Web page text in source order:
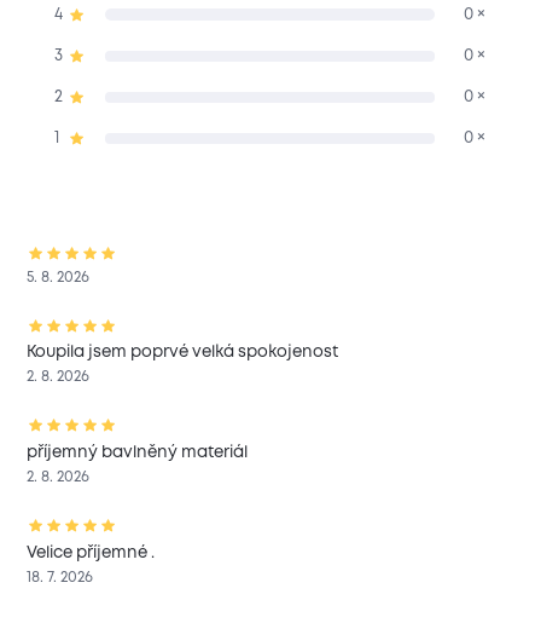
4 0 ×
3 0 ×
2 0 ×
0 ×
5. 8. 2026
Koupila jsem poprvé velká spokojenost
2. 8. 2026
příjemný bavlněný materiál
2. 8. 2026
Velice příjemné .
18. 7. 2026